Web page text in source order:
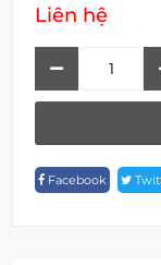
Liên hệ
Quantity
Facebook